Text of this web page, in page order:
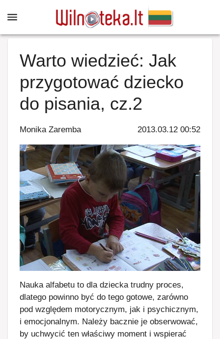
Warto wiedzieć: Jak
przygotować dziecko
do pisania, cz.2
Monika Zaremba 2013.03.12 00:52
Nauka alfabetu to dla dziecka trudny proces,
dlatego powinno być do tego gotowe, zarówno
pod względem motorycznym, jak i psychicznym,
i emocjonalnym. Należy bacznie je obserwować,
by uchwycić ten właściwy moment i wspierać